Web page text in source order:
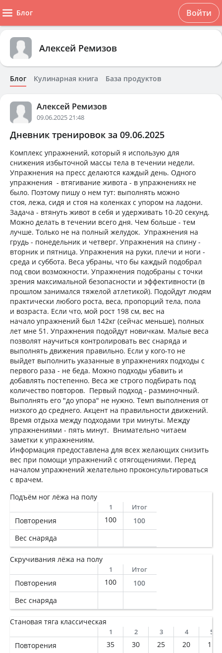
Блог Войти
Алексей Ремизов
Блог Кулинарная книга База продуктов
Алексей Ремизов
09.06.2025 21:48
Дневник тренировок за 09.06.2025
Комплекс упражнений, который я использую для
снижения избыточной массы тела в течении недели.
Упражнения на пресс делаются каждый день. Одного
упражнения - втягивание живота - в упражнениях не
было. Поэтому пишу о нем тут: выполнять можно
стоя, лежа, сидя и стоя на коленках с упором на ладони.
Задача - втянуть живот в себя и удерживать 10-20 секунд.
Можно делать в течении всего дня. Чем больше - тем
лучше. Только не на полный желудок. Упражнения на
грудь - понедельник и четверг. Упражнения на спину -
вторник и пятница. Упражнения на руки, плечи и ноги -
среда и суббота. Веса убраны, что бы каждый подобрал
под свои возможности. Упражнения подобраны с точки
зрения максимальной безопасности и эффективности (в
прошлом занимался тяжелой атлетикой). Подойдут людям
практически любого роста, веса, пропорций тела, пола
и возраста. Если что, мой рост 198 см, вес на
начало упражнений был 142кг (сейчас меньше), полных
лет мне 51. Упражнения подойдут новичкам. Малые веса
позволят научиться контролировать вес снаряда и
выполнять движения правильно. Если у кого-то не
выйдет выполнить указанные в упражнениях подходы с
первого раза - не беда. Можно подходы убавить и
добавлять постепенно. Веса же строго подбирать под
количество повторов. Первый подход - разминочный.
Выполнять его "до упора" не нужно. Темп выполнения от
низкого до среднего. Акцент на правильности движений.
Время отдыха между подходами три минуты. Между
упражнениями - пять минут. Внимательно читаем
заметки к упражнениям.
Информация предоставлена для всех желающих снизить
вес при помощи упражнений с отягощениями. Перед
началом упражнений желательно проконсультироваться
с врачем.
Подъём ног лёжа на полу
1 Итог
Повторения 100
100
Вес снаряда
Скручивания лёжа на полу
1 Итог
Повторения 100
100
Вес снаряда
Становая тяга классическая
1 2 3 4 5
Повторения 35 30 25 20
15